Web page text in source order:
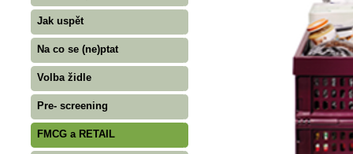
Jak uspět
Na co se (ne)ptat
Volba židle
Pre- screening
FMCG a RETAIL